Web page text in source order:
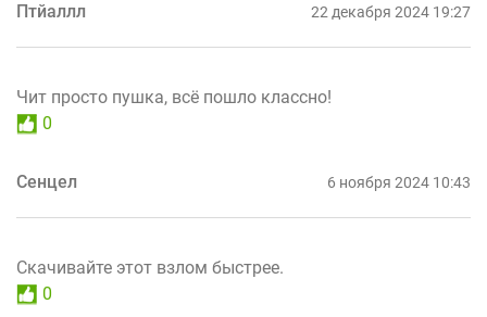
Птйаллл 22 декабря 2024 19:27
Чит просто пушка, всё пошло классно!
0
Сенцел 6 ноября 2024 10:43
Скачивайте этот взлом быстрее.
0